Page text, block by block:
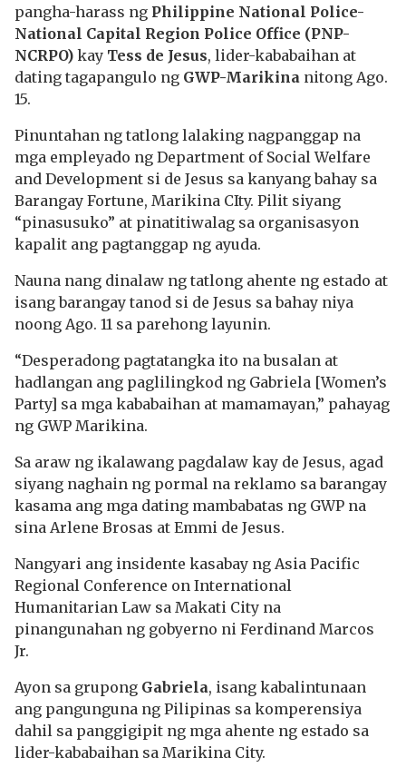
pangha-harass ng Philippine National Police-
National Capital Region Police Office (PNP-
NCRPO) kay Tess de Jesus, lider-kababaihan at
dating tagapangulo ng GWP-Marikina nitong Ago.
15.
Pinuntahan ng tatlong lalaking nagpanggap na
mga empleyado ng Department of Social Welfare
and Development si de Jesus sa kanyang bahay sa
Barangay Fortune, Marikina CIty. Pilit siyang
“pinasusuko” at pinatitiwalag sa organisasyon
kapalit ang pagtanggap ng ayuda.
Nauna nang dinalaw ng tatlong ahente ng estado at
isang barangay tanod si de Jesus sa bahay niya
noong Ago. 11 sa parehong layunin.
“Desperadong pagtatangka ito na busalan at
hadlangan ang paglilingkod ng Gabriela [Women’s
Party] sa mga kababaihan at mamamayan,” pahayag
ng GWP Marikina.
Sa araw ng ikalawang pagdalaw kay de Jesus, agad
siyang naghain ng pormal na reklamo sa barangay
kasama ang mga dating mambabatas ng GWP na
sina Arlene Brosas at Emmi de Jesus.
Nangyari ang insidente kasabay ng Asia Pacific
Regional Conference on International
Humanitarian Law sa Makati City na
pinangunahan ng gobyerno ni Ferdinand Marcos
Jr.
Ayon sa grupong Gabriela, isang kabalintunaan
ang pangunguna ng Pilipinas sa komperensiya
dahil sa panggigipit ng mga ahente ng estado sa
lider-kababaihan sa Marikina City.